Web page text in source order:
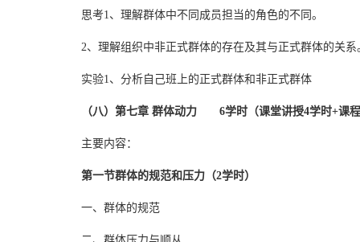
思考1、理解群体中不同成员担当的角色的不同。
2、理解组织中非正式群体的存在及其与正式群体的关系
实验1、分析自己班上的正式群体和非正式群体
（八）第七章 群体动力 6学时（课堂讲授4学时+课
主要内容：
第一节群体的规范和压力（2学时）
一、群体的规范